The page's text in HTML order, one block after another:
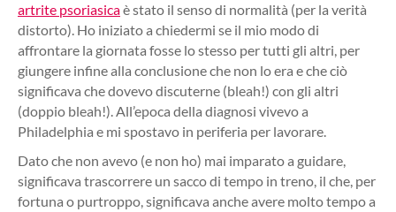
artrite psoriasicaè stato il senso di normalità (per la verità
distorto). Ho iniziato a chiedermi se il mio modo di
affrontare la giornata fosse lo stesso per tutti gli altri, per
giungere infine alla conclusione che non lo era e che ciò
significava che dovevo discuterne (bleah!) con gli altri
(doppio bleah!). All’epoca della diagnosi vivevo a
Philadelphia e mi spostavo in periferia per lavorare.
Dato che non avevo (e non ho) mai imparato a guidare,
significava trascorrere un sacco di tempo in treno, il che, per
fortuna o purtroppo, significava anche avere molto tempo a